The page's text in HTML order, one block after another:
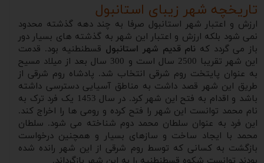
تاریخچه شهر زیبای استانبول
ارزش و اعتبار شهر استانبول صرفا به چند دهه گذشته محدود
نمی شود بلکه ارزش و اعتبار این شهر به گذشته های بسیار دور
باز می گردد که نام قدیم شهر استانبول قسطنطنیه بود. قدمت
این شهر تقریبا 2500 سال است و 300 سال بعد از میلاد مسیح
به عنوان پایتخت روم شرقی انتخاب شد. پادشاه روم شرقی از
طریق این شهر قصد داشت به مناطق آسیایی دسترسی داشته
باشد و اقدام به فتح این شهر کرد. در سال 1453 یک فرد ترک به
نام محمد توانست این شهر را فتح کرده و رومی ها را اخراج کند.
این فرد به عنوان سلطان محمد دوم شناخته می شود. سلطان
محمد با ایجاد ساخت و سازهای بسیار و همچنین درخواست
بازگشت به کسانی که توسط روم شرقی از این شهر رانده شده